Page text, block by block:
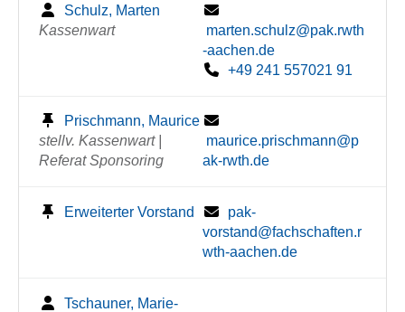
Schulz, Marten
Kassenwart
marten.schulz@pak.rwth
-aachen.de
+49 241 557021 91
Prischmann, Maurice
stellv. Kassenwart |
Referat Sponsoring
maurice.prischmann@p
ak-rwth.de
Erweiterter Vorstand
pak-
vorstand@fachschaften.r
wth-aachen.de
Tschauner, Marie-